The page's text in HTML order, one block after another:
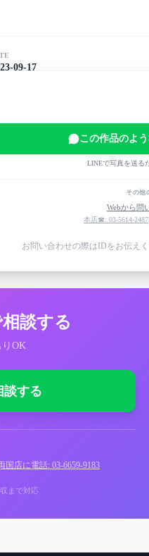
09-17
AMBIVALENZ 1st ファンミー
この作品のよ
LINEで写真を送る
その他
Webから問
本店☎: 03-5614-2487
お問い合わせの際はIDをお伝え
談する
OK
談する
国店に電話: 03-6659-9183
まで対応